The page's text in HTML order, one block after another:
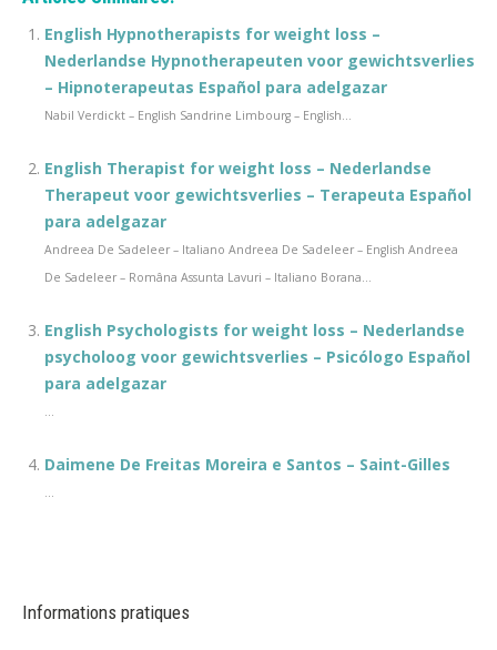
English Hypnotherapists for weight loss –
Nederlandse Hypnotherapeuten voor gewichtsverlies
– Hipnoterapeutas Español para adelgazar
Nabil Verdickt – English Sandrine Limbourg – English...
English Therapist for weight loss – Nederlandse
Therapeut voor gewichtsverlies – Terapeuta Español
para adelgazar
Andreea De Sadeleer – Italiano Andreea De Sadeleer – English Andreea
De Sadeleer – Româna Assunta Lavuri – Italiano Borana...
English Psychologists for weight loss – Nederlandse
psycholoog voor gewichtsverlies – Psicólogo Español
para adelgazar
...
Daimene De Freitas Moreira e Santos – Saint-Gilles
...
Informations pratiques